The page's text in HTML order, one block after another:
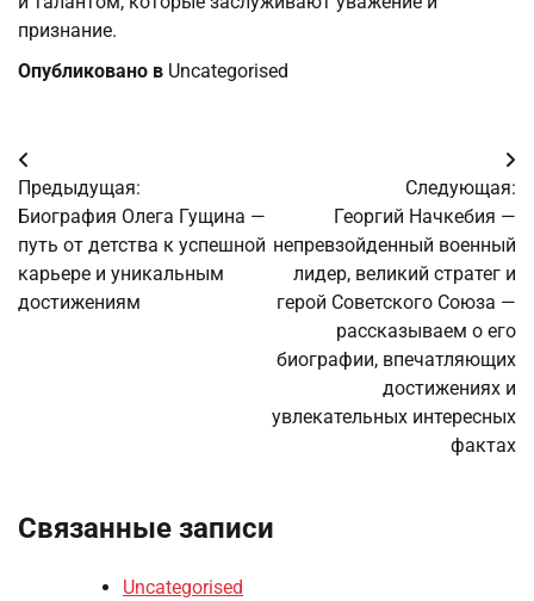
признание.
Опубликовано в Uncategorised
Навигация
по
записям
Предыдущая:
Биография Олега Гущина —
путь от детства к успешной
карьере и уникальным
достижениям
Следующая:
Георгий Начкебия —
непревзойденный военный
лидер, великий стратег и
герой Советского Союза —
рассказываем о его
биографии, впечатляющих
достижениях и
увлекательных интересных
фактах
Связанные записи
Uncategorised